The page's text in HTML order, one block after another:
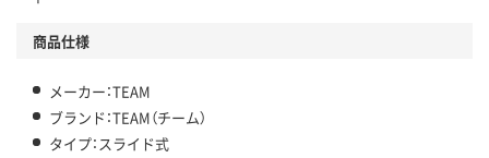
商品仕様
メーカー：TEAM
ブランド：TEAM（チーム）
タイプ：スライド式